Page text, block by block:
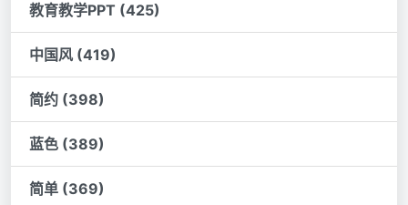
教育教学PPT (425)
中国风 (419)
简约 (398)
蓝色 (389)
简单 (369)